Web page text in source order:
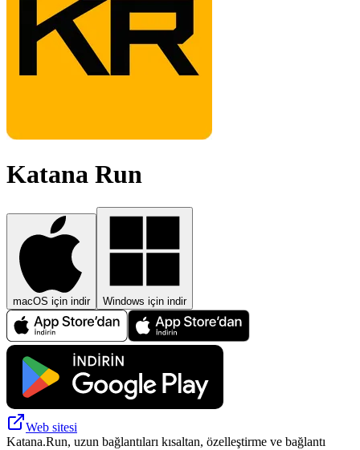
Katana Run
macOS için indir Windows için indir
Web sitesi
Katana.Run, uzun bağlantıları kısaltan, özelleştirme ve bağlantı